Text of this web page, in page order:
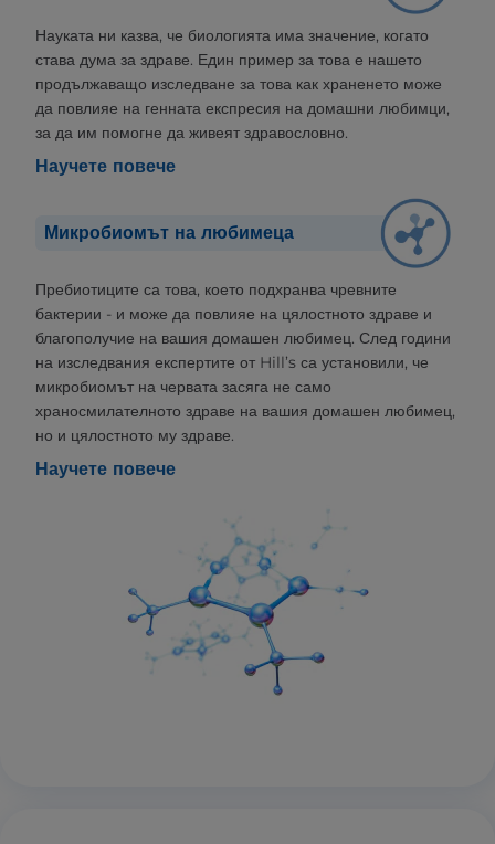
Науката ни казва, че биологията има значение, когато
става дума за здраве. Един пример за това е нашето
продължаващо изследване за това как храненето може
да повлияе на генната експресия на домашни любимци,
за да им помогне да живеят здравословно.
Научете повече
Микробиомът на любимеца
Пребиотиците са това, което подхранва чревните
бактерии - и може да повлияе на цялостното здраве и
благополучие на вашия домашен любимец. След години
на изследвания експертите от Hill’s са установили, че
микробиомът на червата засяга не само
храносмилателното здраве на вашия домашен любимец,
но и цялостното му здраве.
Научете повече